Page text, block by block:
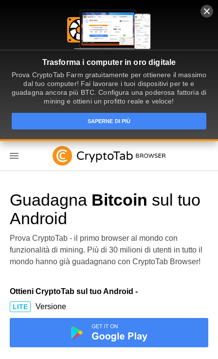
Trasforma i computer in oro digitale
Prova CryptoTab Farm gratuitamente per ottienere il massimo
dal tuo computer! Fai lavorare i tuoi dispositivi per te e
guadagna ancora più BTC. Configura una poderosa fattoria di
mining e ottieni un profitto reale e veloce!
SAPERNE DI PIÙ
Guadagna Bitcoin sul tuo
Android
Prova CryptoTab - il primo browser al mondo con
funzionalità di mining. Più di 30 milioni di utenti in tutto il
mondo hanno già guadagnano con CryptoTab Browser!
Ottieni CryptoTab sul tuo Android -
LITE Versione